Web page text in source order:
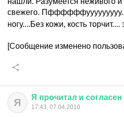
свежего.
ногу....Без кожи, кость торчит....
[Сообщение изменено
Я Я прочитал и согласен
17:43, 07.04.2010